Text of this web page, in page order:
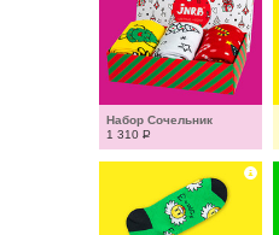
Набор Сочельник
1 310 Р